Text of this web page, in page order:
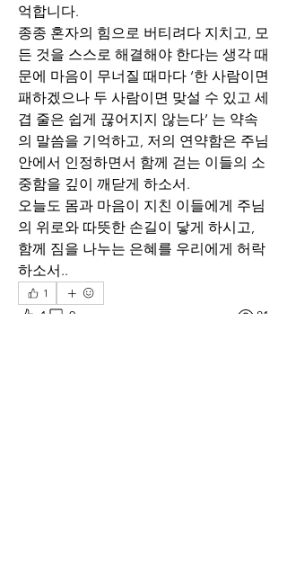
억합니다.
종종 혼자의 힘으로 버티려다 지치고, 모
든 것을 스스로 해결해야 한다는 생각 때
문에 마음이 무너질 때마다 ‘한 사람이면
패하겠으나 두 사람이면 맞설 수 있고 세
겹 줄은 쉽게 끊어지지 않는다’ 는 약속
의 말씀을 기억하고, 저의 연약함은 주님
안에서 인정하면서 함께 걷는 이들의 소
중함을 깊이 깨닫게 하소서.
오늘도 몸과 마음이 지친 이들에게 주님
의 위로와 따뜻한 손길이 닿게 하시고,
함께 짐을 나누는 은혜를 우리에게 허락
하소서..
1
1 0 81